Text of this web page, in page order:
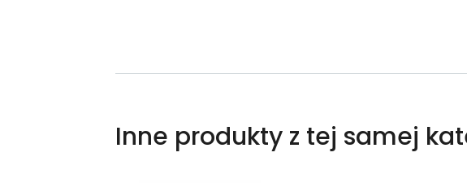
Inne produkty z tej samej